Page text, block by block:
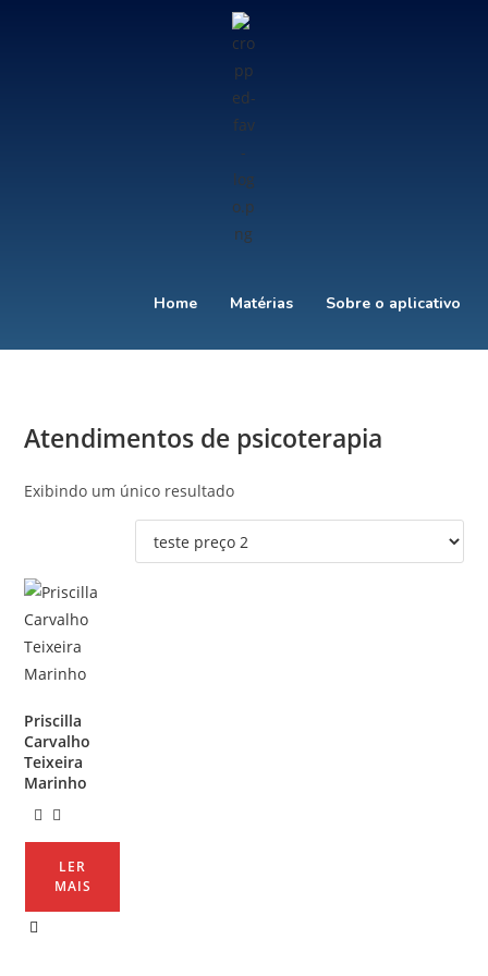
Home Matérias Sobre o aplicativo
Atendimentos de psicoterapia
Exibindo um único resultado
Priscilla
Carvalho
Teixeira
Marinho
LER
MAIS